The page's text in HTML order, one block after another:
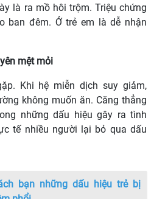
là ra mồ hôi trộm. Triệu chứng
ban đêm. Ở trẻ em là dễ nhận
mệt mỏi
Khi hệ miễn dịch suy giảm,
không muốn ăn. Căng thẳng
những dấu hiệu gây ra tình
tế nhiều người lại bỏ qua dấu
bạn những dấu hiệu trẻ bị